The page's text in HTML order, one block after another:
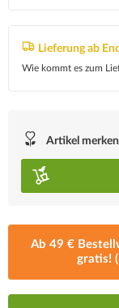
Lieferung ab
Wie kommt es zum
Artikel merken
Ab 49 €
gratis!